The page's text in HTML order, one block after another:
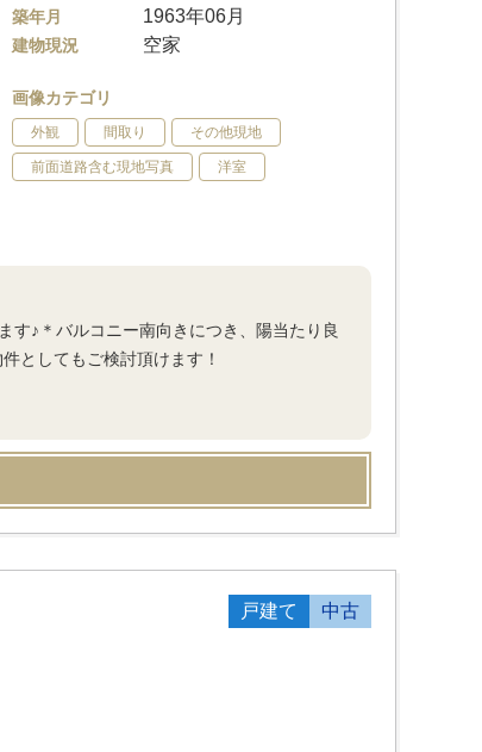
築年月 1963年06月
建物現況 空家
画像カテゴリ
外観 間取り その他現地
前面道路含む現地写真 洋室
す♪＊バルコニー南向きにつき、陽当たり良
としてもご検討頂けます！
戸建て 中古